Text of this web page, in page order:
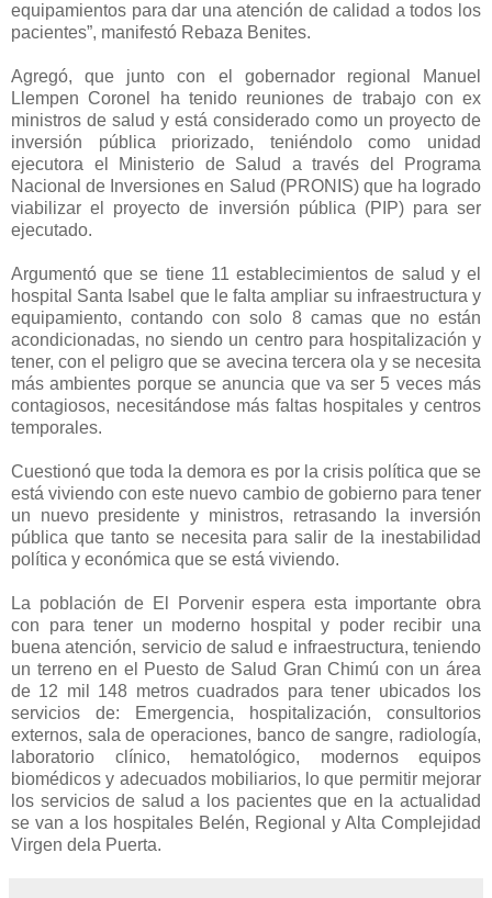
equipamientos para dar una atención de calidad a todos los
pacientes”, manifestó Rebaza Benites.
Agregó, que junto con el gobernador regional Manuel
Llempen Coronel ha tenido reuniones de trabajo con ex
ministros de salud y está considerado como un proyecto de
inversión pública priorizado, teniéndolo como unidad
ejecutora el Ministerio de Salud a través del Programa
Nacional de Inversiones en Salud (PRONIS) que ha logrado
viabilizar el proyecto de inversión pública (PIP) para ser
ejecutado.
Argumentó que se tiene 11 establecimientos de salud y el
hospital Santa Isabel que le falta ampliar su infraestructura y
equipamiento, contando con solo 8 camas que no están
acondicionadas, no siendo un centro para hospitalización y
tener, con el peligro que se avecina tercera ola y se necesita
más ambientes porque se anuncia que va ser 5 veces más
contagiosos, necesitándose más faltas hospitales y centros
temporales.
Cuestionó que toda la demora es por la crisis política que se
está viviendo con este nuevo cambio de gobierno para tener
un nuevo presidente y ministros, retrasando la inversión
pública que tanto se necesita para salir de la inestabilidad
política y económica que se está viviendo.
La población de El Porvenir espera esta importante obra
con para tener un moderno hospital y poder recibir una
buena atención, servicio de salud e infraestructura, teniendo
un terreno en el Puesto de Salud Gran Chimú con un área
de 12 mil 148 metros cuadrados para tener ubicados los
servicios de: Emergencia, hospitalización, consultorios
externos, sala de operaciones, banco de sangre, radiología,
laboratorio clínico, hematológico, modernos equipos
biomédicos y adecuados mobiliarios, lo que permitir mejorar
los servicios de salud a los pacientes que en la actualidad
se van a los hospitales Belén, Regional y Alta Complejidad
Virgen dela Puerta.